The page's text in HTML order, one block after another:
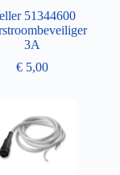
51344600
3A
€5,00